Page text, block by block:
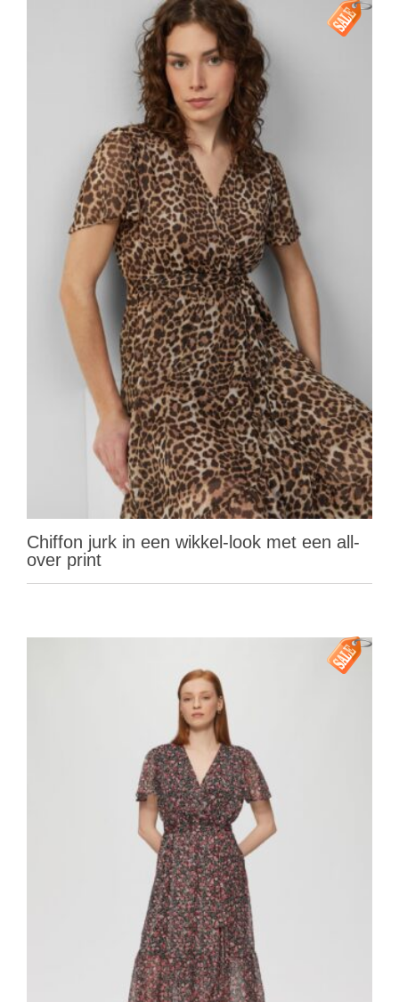
Chiffon jurk in een wikkel-look met een all-
over print